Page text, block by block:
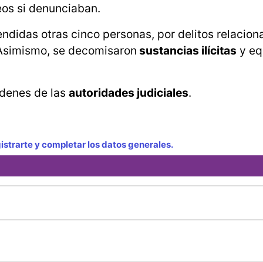
si denunciaban.
otras cinco personas, por delitos
se decomisaron sustancias ilícitas y
de las autoridades judiciales.
y completar los datos generales.